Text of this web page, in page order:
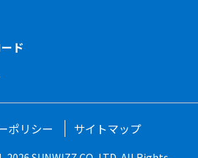
ド
ポリシー サイトマップ